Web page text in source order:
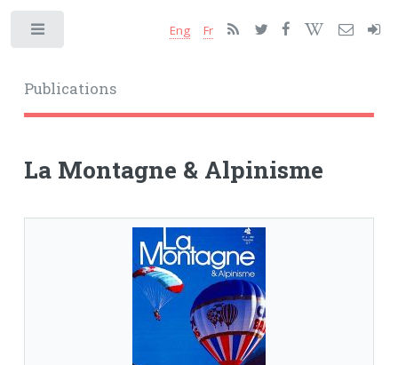
Publications
Eng Fr
La Montagne & Alpinisme